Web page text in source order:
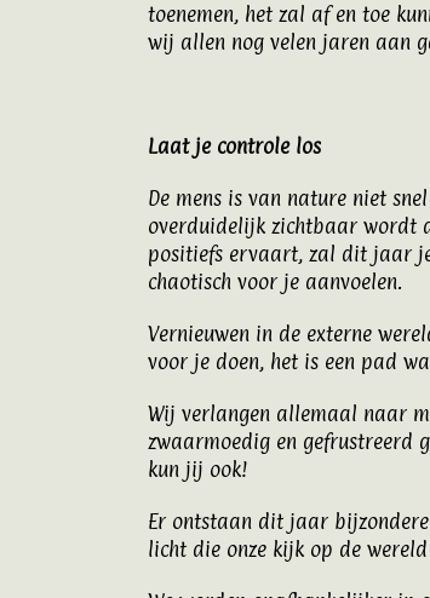
toenemen, het zal af en toe
wij allen nog velen jaren aan
Laat je controle los
De mens is van nature niet
overduidelijk zichtbaar wordt
positiefs ervaart, zal dit jaar
chaotisch voor je aanvoelen.
Vernieuwen in de externe
voor je doen, het is een pad
Wij verlangen allemaal naar
zwaarmoedig en gefrustreerd
kun jij ook!
Er ontstaan dit jaar bijzondere
licht die onze kijk op de